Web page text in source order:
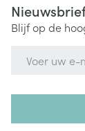
Blijf op de